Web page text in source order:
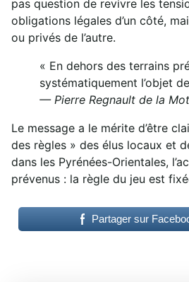
pas question de revivre les
obligations légales d’un côté,
ou privés de l’autre.
« En dehors des terrains
systématiquement l’objet
— Pierre Regnault de la
Le message a le mérite d’être
des règles » des élus locaux et
dans les Pyrénées-Orientales,
prévenus : la règle du jeu est
Partager sur